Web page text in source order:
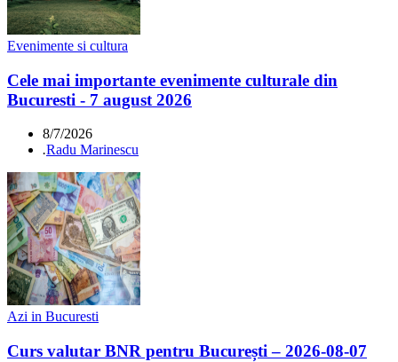
Evenimente si cultura
Cele mai importante evenimente culturale din
Bucuresti - 7 august 2026
8/7/2026
.Radu Marinescu
Azi in Bucuresti
Curs valutar BNR pentru București – 2026-08-07